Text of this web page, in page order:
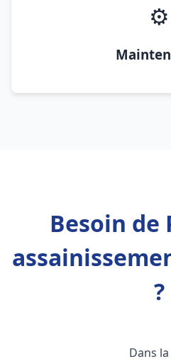
⚙️
Besoin de
?
Dans